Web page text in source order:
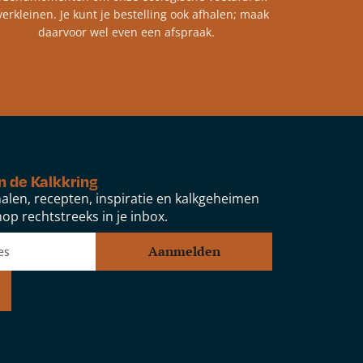
Je kunt je bestelling ook afhalen; maak
daarvoor wel even een afspraak.
de Kalkkring
recepten, inspiratie en kalkgeheimen
rechtstreeks in je inbox.
Aanmelden